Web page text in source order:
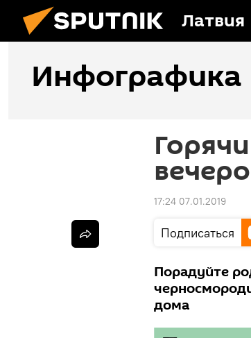
Латвия
Инфографика
17:24 07.01.2019
Подписаться
Порадуйте
дома